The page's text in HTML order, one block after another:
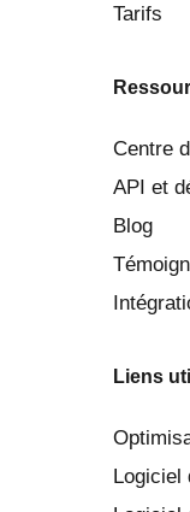
Tarifs
Centre
API et
Blog
Liens
Logiciel